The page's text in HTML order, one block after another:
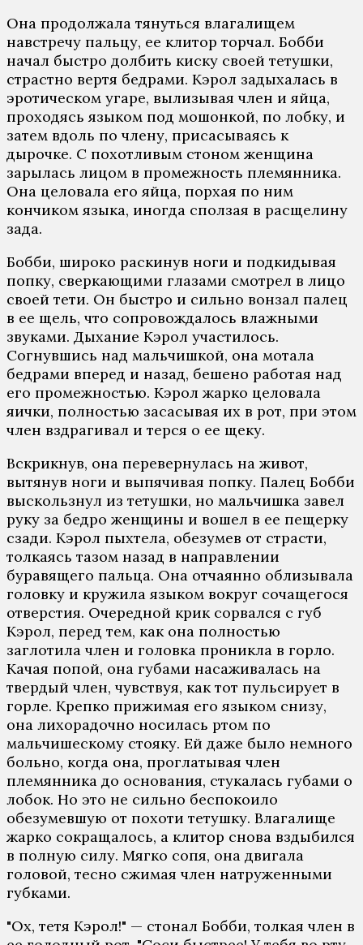
Она продолжала тянуться влагалищем
навстречу пальцу, ее клитор торчал. Бобби
начал быстро долбить киску своей тетушки,
страстно вертя бедрами. Кэрол задыхалась в
эротическом угаре, вылизывая член и яйца,
проходясь языком под мошонкой, по лобку, и
затем вдоль по члену, присасываясь к
дырочке. С похотливым стоном женщина
зарылась лицом в промежность племянника.
Она целовала его яйца, порхая по ним
кончиком языка, иногда сползая в расщелину
зада.
Бобби, широко раскинув ноги и подкидывая
попку, сверкающими глазами смотрел в лицо
своей тети. Он быстро и сильно вонзал палец
в ее щель, что сопровождалось влажными
звуками. Дыхание Кэрол участилось.
Согнувшись над мальчишкой, она мотала
бедрами вперед и назад, бешено работая над
его промежностью. Кэрол жарко целовала
яички, полностью засасывая их в рот, при этом
член вздрагивал и терся о ее щеку.
Вскрикнув, она перевернулась на живот,
вытянув ноги и выпячивая попку. Палец Бобби
выскользнул из тетушки, но мальчишка завел
руку за бедро женщины и вошел в ее пещерку
сзади. Кэрол пыхтела, обезумев от страсти,
толкаясь тазом назад в направлении
буравящего пальца. Она отчаянно облизывала
головку и кружила языком вокруг сочащегося
отверстия. Очередной крик сорвался с губ
Кэрол, перед тем, как она полностью
заглотила член и головка проникла в горло.
Качая попой, она губами насаживалась на
твердый член, чувствуя, как тот пульсирует в
горле. Крепко прижимая его языком снизу,
она лихорадочно носилась ртом по
мальчишескому стояку. Ей даже было немного
больно, когда она, проглатывая член
племянника до основания, стукалась губами о
лобок. Но это не сильно беспокоило
обезумевшую от похоти тетушку. Влагалище
жарко сокращалось, а клитор снова вздыбился
в полную силу. Мягко сопя, она двигала
головой, тесно сжимая член натруженными
губками.
"Ох, тетя Кэрол!" — стонал Бобби, толкая член в